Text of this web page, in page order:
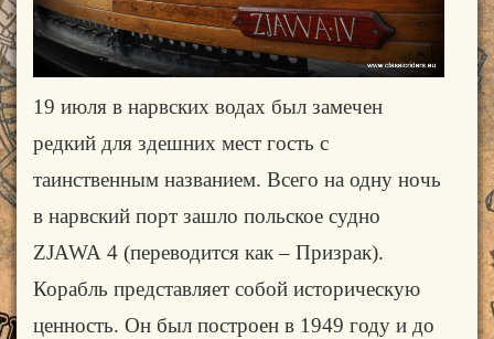
19 июля в нарвских водах был замечен
редкий для здешних мест гость с
таинственным названием. Всего на одну ночь
в нарвский порт зашло польское судно
ZJAWA 4 (переводится как – Призрак).
Корабль представляет собой историческую
ценность. Он был построен в 1949 году и до